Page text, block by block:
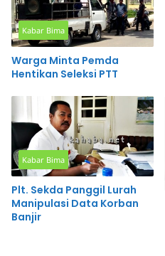
Kabar Bima
Warga Minta Pemda
Hentikan Seleksi PTT
Kabar Bima
Plt. Sekda Panggil Lurah
Manipulasi Data Korban
Banjir